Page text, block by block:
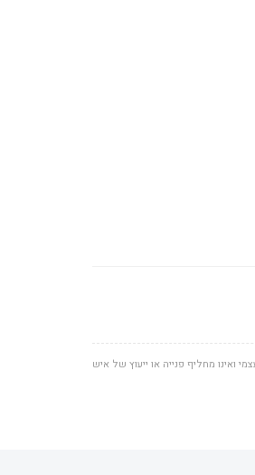
ואינו מחליף פנייה או ייעוץ של איש